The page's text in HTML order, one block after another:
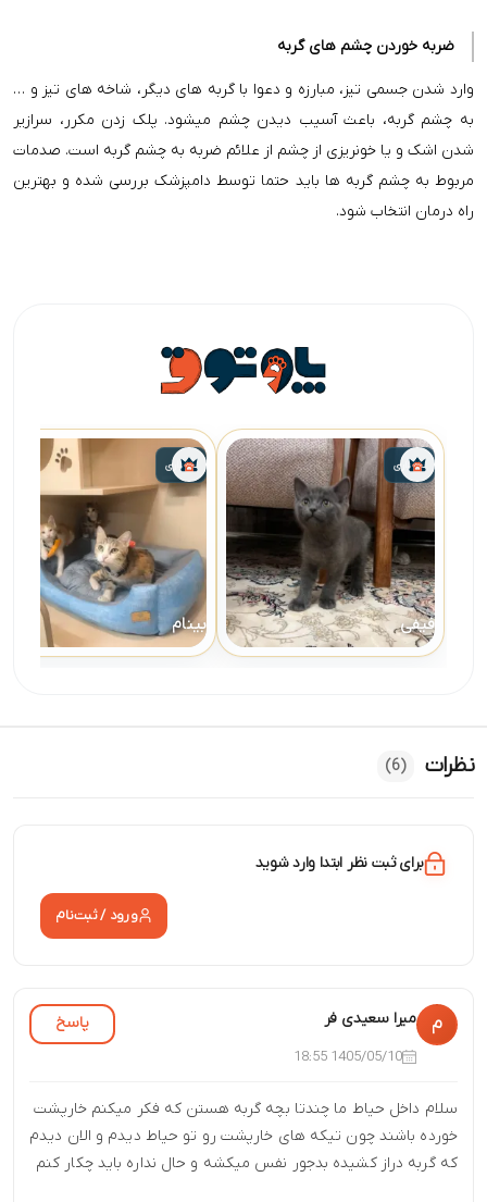
ضربه خوردن چشم های گربه
وارد شدن جسمی تیز، مبارزه و دعوا با گربه های دیگر، شاخه های تیز و …
به چشم گربه، باعث آسیب دیدن چشم میشود. پلک زدن مکرر، سرازیر
شدن اشک و یا خونریزی از چشم از علائم ضربه به چشم گربه است. صدمات
مربوط به چشم گربه ها باید حتما توسط دامپزشک بررسی شده و بهترین
راه درمان انتخاب شود.
واگذاری
فیفی
واگذاری
بینام
نظرات (6)
برای ثبت نظر ابتدا وارد شوید
ورود / ثبت‌نام
م میرا سعیدی فر پاسخ
1405/05/10 18:55
سلام داخل حیاط ما چندتا بچه گربه هستن که فکر میکنم خارپشت
خورده باشند چون تیکه های خارپشت رو تو حیاط دیدم و الان دیدم
که گربه دراز کشیده بدجور نفس میکشه و حال نداره باید چکار کنم